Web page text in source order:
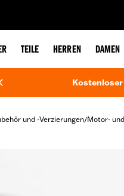
TEILE HERREN DAMEN
und -Verzierungen/Motor-